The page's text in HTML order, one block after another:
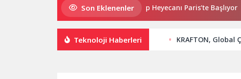
Son Eklenenler
2026 PUBG Mobile World Cup Heyecanı Paris’te Başlıyor
Teknoloji Haberleri KRAFTON, Global